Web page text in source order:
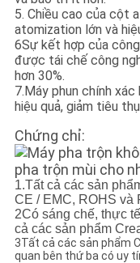
5. Chiều cao của cột
atomization lớn và
6Sự kết hợp của
được tái chế công
hơn 30%.
7.Máy phun chính
hiệu quả, giảm tiêu
Chứng chỉ:
1.Tất cả các sản
CE / EMC, ROHS và
2Có sáng chế, thực
cả các sản phẩm
3Tất cả các sản phẩm
quan bên thứ ba có uy